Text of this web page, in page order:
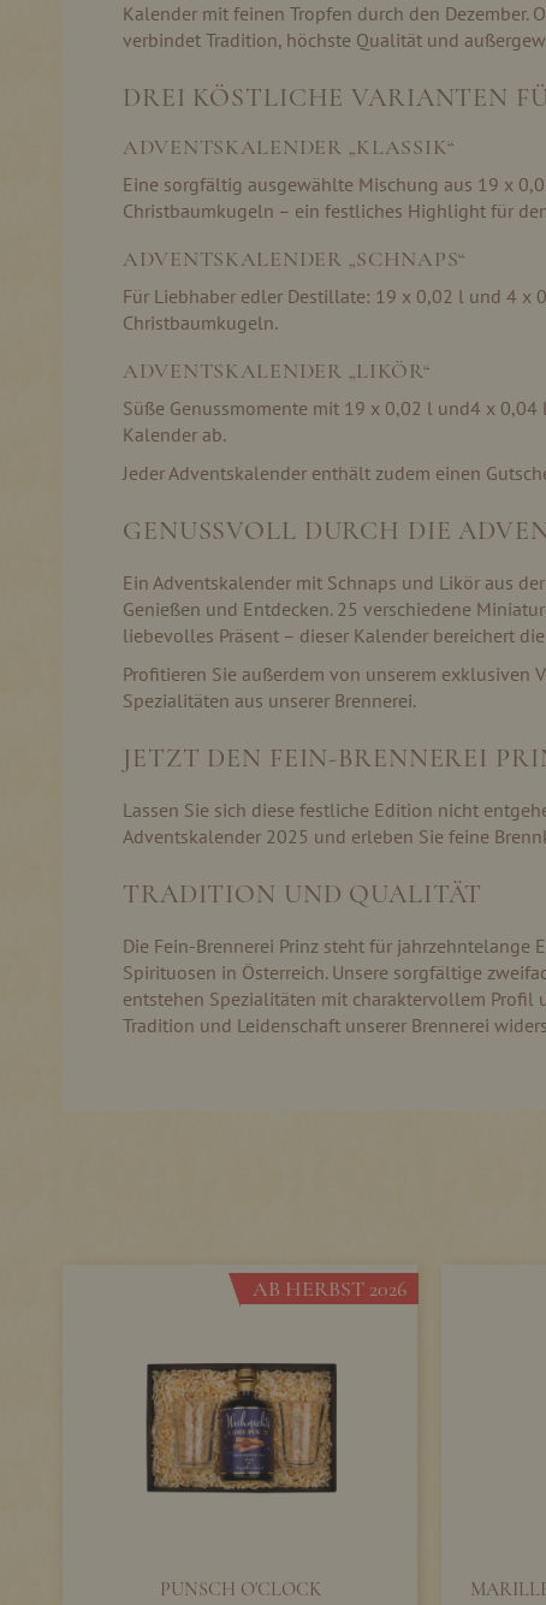
Kalender mit feinen Tropfen durch den Dezember.
verbindet Tradition, höchste Qualität und
DREI KÖSTLICHE VARIANTEN
ADVENTSKALENDER „KLASSIK“
Eine sorgfältig ausgewählte Mischung aus 19 x
Christbaumkugeln – ein festliches Highlight für
ADVENTSKALENDER „SCHNAPS“
Für Liebhaber edler Destillate: 19 x 0,02 l und 4
Christbaumkugeln.
ADVENTSKALENDER „LIKÖR“
Süße Genussmomente mit 19 x 0,02 l und4 x
Kalender ab.
Jeder Adventskalender enthält zudem einen
GENUSSVOLL DURCH DIE
Ein Adventskalender mit Schnaps und Likör aus
Genießen und Entdecken. 25 verschiedene
liebevolles Präsent – dieser Kalender bereichert
Profitieren Sie außerdem von unserem exklusiven
Spezialitäten aus unserer Brennerei.
JETZT DEN FEIN-BRENNEREI
Lassen Sie sich diese festliche Edition nicht
Adventskalender 2025 und erleben Sie feine
TRADITION UND QUALITÄT
Die Fein-Brennerei Prinz steht für
Spirituosen in Österreich. Unsere sorgfältige
entstehen Spezialitäten mit charaktervollem Profil
Tradition und Leidenschaft unserer Brennerei
AB HERBST 2026
PUNSCH O'CLOCK